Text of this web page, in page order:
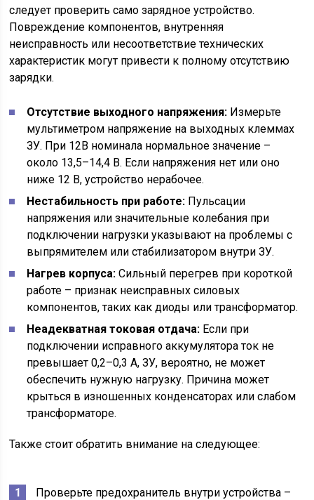
следует проверить само зарядное устройство.
Повреждение компонентов, внутренняя
неисправность или несоответствие технических
характеристик могут привести к полному отсутствию
зарядки.
Отсутствие выходного напряжения: Измерьте
мультиметром напряжение на выходных клеммах
ЗУ. При 12В номинала нормальное значение –
около 13,5–14,4 В. Если напряжения нет или оно
ниже 12 В, устройство нерабочее.
Нестабильность при работе: Пульсации
напряжения или значительные колебания при
подключении нагрузки указывают на проблемы с
выпрямителем или стабилизатором внутри ЗУ.
Нагрев корпуса: Сильный перегрев при короткой
работе – признак неисправных силовых
компонентов, таких как диоды или трансформатор.
Неадекватная токовая отдача: Если при
подключении исправного аккумулятора ток не
превышает 0,2–0,3 А, ЗУ, вероятно, не может
обеспечить нужную нагрузку. Причина может
крыться в изношенных конденсаторах или слабом
трансформаторе.
Также стоит обратить внимание на следующее:
Проверьте предохранитель внутри устройства –